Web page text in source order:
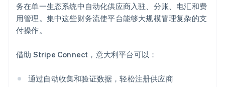
务在单一生态系统中自动化供应商入驻、分账、电汇和费
用管理。集中这些财务流使平台能够大规模管理复杂的支
付操作。
借助 Stripe Connect，意大利平台可以：
通过自动收集和验证数据，轻松注册供应商